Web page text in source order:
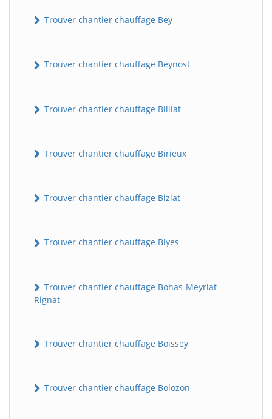
Trouver chantier chauffage Bey
Trouver chantier chauffage Beynost
Trouver chantier chauffage Billiat
Trouver chantier chauffage Birieux
Trouver chantier chauffage Biziat
Trouver chantier chauffage Blyes
Trouver chantier chauffage Bohas-Meyriat-
Rignat
Trouver chantier chauffage Boissey
Trouver chantier chauffage Bolozon